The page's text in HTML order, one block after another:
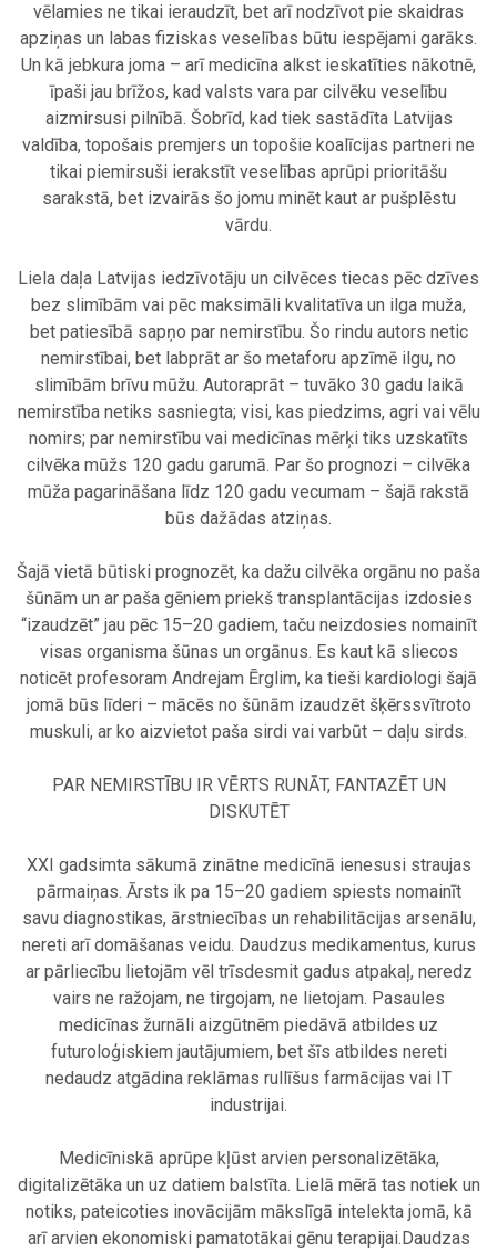
vēlamies ne tikai ieraudzīt, bet arī nodzīvot pie skaidras
apziņas un labas fiziskas veselības būtu iespējami garāks.
Un kā jebkura joma – arī medicīna alkst ieskatīties nākotnē,
īpaši jau brīžos, kad valsts vara par cilvēku veselību
aizmirsusi pilnībā. Šobrīd, kad tiek sastādīta Latvijas
valdība, topošais premjers un topošie koalīcijas partneri ne
tikai piemirsuši ierakstīt veselības aprūpi prioritāšu
sarakstā, bet izvairās šo jomu minēt kaut ar pušplēstu
vārdu.
Liela daļa Latvijas iedzīvotāju un cilvēces tiecas pēc dzīves
bez slimībām vai pēc maksimāli kvalitatīva un ilga muža,
bet patiesībā sapņo par nemirstību. Šo rindu autors netic
nemirstībai, bet labprāt ar šo metaforu apzīmē ilgu, no
slimībām brīvu mūžu. Autoraprāt – tuvāko 30 gadu laikā
nemirstība netiks sasniegta; visi, kas piedzims, agri vai vēlu
nomirs; par nemirstību vai medicīnas mērķi tiks uzskatīts
cilvēka mūžs 120 gadu garumā. Par šo prognozi – cilvēka
mūža pagarināšana līdz 120 gadu vecumam – šajā rakstā
būs dažādas atziņas.
Šajā vietā būtiski prognozēt, ka dažu cilvēka orgānu no paša
šūnām un ar paša gēniem priekš transplantācijas izdosies
“izaudzēt” jau pēc 15–20 gadiem, taču neizdosies nomainīt
visas organisma šūnas un orgānus. Es kaut kā sliecos
noticēt profesoram Andrejam Ērglim, ka tieši kardiologi šajā
jomā būs līderi – mācēs no šūnām izaudzēt šķērssvītroto
muskuli, ar ko aizvietot paša sirdi vai varbūt – daļu sirds.
PAR NEMIRSTĪBU IR VĒRTS RUNĀT, FANTAZĒT UN
DISKUTĒT
XXI gadsimta sākumā zinātne medicīnā ienesusi straujas
pārmaiņas. Ārsts ik pa 15–20 gadiem spiests nomainīt
savu diagnostikas, ārstniecības un rehabilitācijas arsenālu,
nereti arī domāšanas veidu. Daudzus medikamentus, kurus
ar pārliecību lietojām vēl trīsdesmit gadus atpakaļ, neredz
vairs ne ražojam, ne tirgojam, ne lietojam. Pasaules
medicīnas žurnāli aizgūtnēm piedāvā atbildes uz
futuroloģiskiem jautājumiem, bet šīs atbildes nereti
nedaudz atgādina reklāmas rullīšus farmācijas vai IT
industrijai.
Medicīniskā aprūpe kļūst arvien personalizētāka,
digitalizētāka un uz datiem balstīta. Lielā mērā tas notiek un
notiks, pateicoties inovācijām mākslīgā intelekta jomā, kā
arī arvien ekonomiski pamatotākai gēnu terapijai.Daudzas